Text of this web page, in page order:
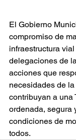
El Gobierno
compromiso de
infraestructura
delegaciones de
acciones que
necesidades de
contribuyan a una
ordenada, segura
condiciones de
todos.